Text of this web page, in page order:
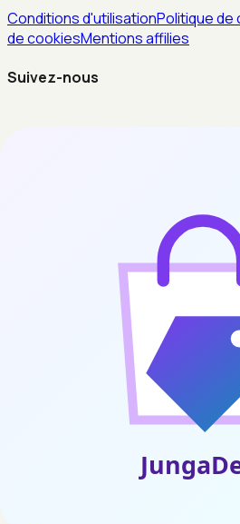
Conditions d'utilisationPolitique
de cookiesMentions affilies
Suivez-nous